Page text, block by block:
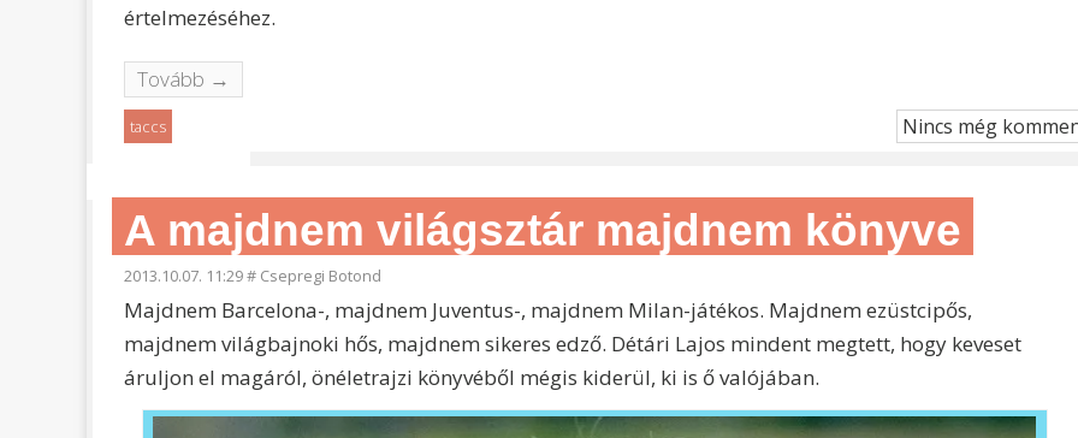
értelmezéséhez.
Tovább →
taccs Nincs még
A majdnem világsztár majdnem könyve
2013.10.07. 11:29# Csepregi Botond
Majdnem Barcelona-, majdnem Juventus-, majdnem Milan-játékos. Majdnem ezüstcipős,
majdnem világbajnoki hős, majdnem sikeres edző. Détári Lajos mindent megtett, hogy keveset
áruljon el magáról, önéletrajzi könyvéből mégis kiderül, ki is ő valójában.